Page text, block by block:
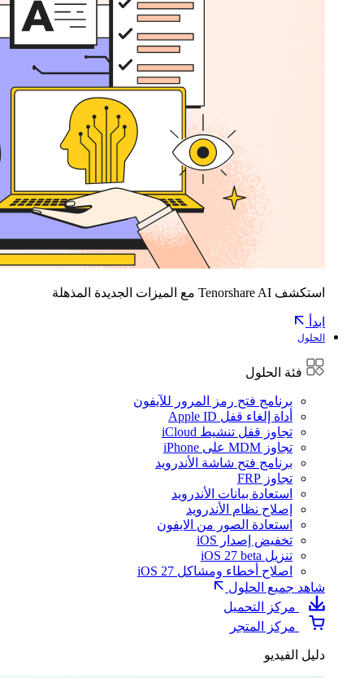
استكشف Tenorshare AI مع الميزات الجديدة المذهلة
ابدأ
الحلول
فئة الحلول
برنامج فتح رمز المرور للآيفون
أداة إلغاء قفل Apple ID
تجاوز قفل تنشيط iCloud
تجاوز MDM على iPhone
برنامج فتح شاشة الأندرويد
تجاوز FRP
استعادة بيانات الأندرويد
إصلاح نظام الأندرويد
استعادة الصور من الايفون
تخفيض إصدار iOS
تنزيل iOS 27 beta
اصلاح أخطاء ومشاكل iOS 27
شاهد جميع الحلول
مركز التحميل
مركز المتجر
دليل الفيديو